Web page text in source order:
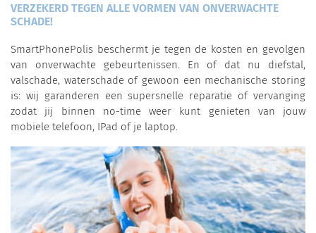
VERZEKERD TEGEN ALLE VORMEN VAN ONVERWACHTE
SCHADE!
SmartPhonePolis beschermt je tegen de kosten en gevolgen
van onverwachte gebeurtenissen. En of dat nu diefstal,
valschade, waterschade of gewoon een mechanische storing
is: wij garanderen een supersnelle reparatie of vervanging
zodat jij binnen no-time weer kunt genieten van jouw
mobiele telefoon, IPad of je laptop.